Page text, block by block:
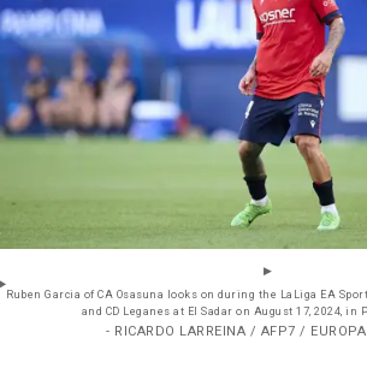
Ruben Garcia of CA Osasuna looks on during the LaLiga EA
and CD Leganes at El Sadar on August 17, 2024, in
- RICARDO LARREINA / AFP7 /